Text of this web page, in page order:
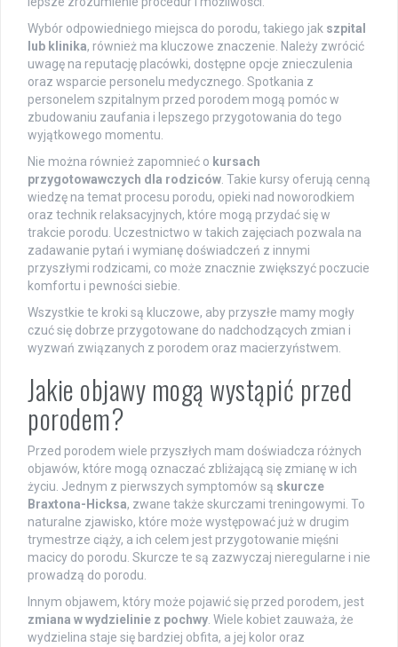
Wybór odpowiedniego miejsca do porodu, takiego jak szpital
lub klinika, również ma kluczowe znaczenie. Należy zwrócić
uwagę na reputację placówki, dostępne opcje znieczulenia
oraz wsparcie personelu medycznego. Spotkania z
personelem szpitalnym przed porodem mogą pomóc w
zbudowaniu zaufania i lepszego przygotowania do tego
wyjątkowego momentu.
Nie można również zapomnieć o kursach
przygotowawczych dla rodziców . Takie kursy oferują cenną
wiedzę na temat procesu porodu, opieki nad noworodkiem
oraz technik relaksacyjnych, które mogą przydać się w
trakcie porodu. Uczestnictwo w takich zajęciach pozwala na
zadawanie pytań i wymianę doświadczeń z innymi
przyszłymi rodzicami, co może znacznie zwiększyć poczucie
komfortu i pewności siebie.
Wszystkie te kroki są kluczowe, aby przyszłe mamy mogły
czuć się dobrze przygotowane do nadchodzących zmian i
wyzwań związanych z porodem oraz macierzyństwem.
Jakie objawy mogą wystąpić przed
porodem?
Przed porodem wiele przyszłych mam doświadcza różnych
objawów, które mogą oznaczać zbliżającą się zmianę w ich
życiu. Jednym z pierwszych symptomów są skurcze
Braxtona-Hicksa, zwane także skurczami treningowymi. To
naturalne zjawisko, które może występować już w drugim
trymestrze ciąży, a ich celem jest przygotowanie mięśni
macicy do porodu. Skurcze te są zazwyczaj nieregularne i nie
prowadzą do porodu.
Innym objawem, który może pojawić się przed porodem, jest
zmiana w wydzielinie z pochwy . Wiele kobiet zauważa, że
wydzielina staje się bardziej obfita, a jej kolor oraz